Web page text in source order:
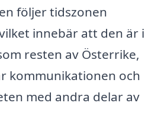
följer tidszonen
innebär att den är i
resten av Österrike,
kommunikationen och
med andra delar av